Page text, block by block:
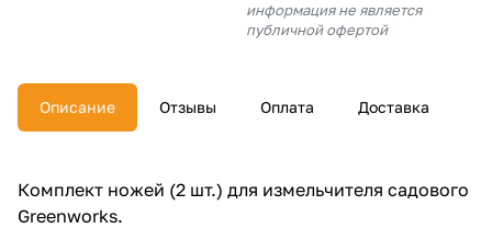
информация не является
публичной офертой
Описание Отзывы Оплата Доставка
Комплект ножей (2 шт.) для измельчителя садового
Greenworks.
недели